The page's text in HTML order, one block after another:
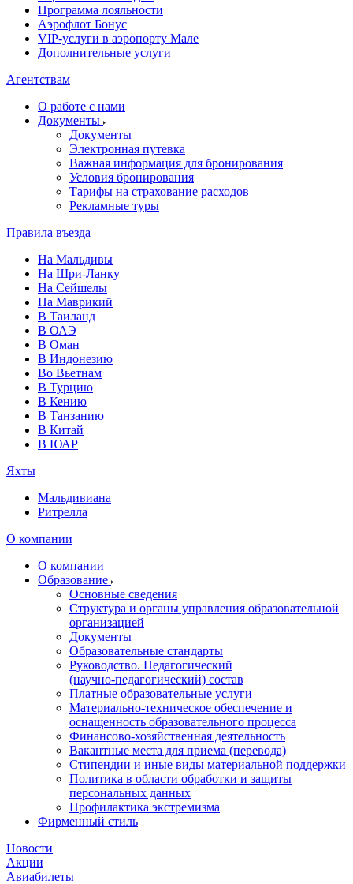
Программа лояльности
Аэрофлот Бонус
VIP-услуги в аэропорту Мале
Дополнительные услуги
Агентствам
О работе с нами
Документы
Документы
Электронная путевка
Важная информация для бронирования
Условия бронирования
Тарифы на страхование расходов
Рекламные туры
Правила въезда
На Мальдивы
На Шри-Ланку
На Сейшелы
На Маврикий
В Таиланд
В ОАЭ
В Оман
В Индонезию
Во Вьетнам
В Турцию
В Кению
В Танзанию
В Китай
В ЮАР
Яхты
Мальдивиана
Ритрелла
О компании
О компании
Образование
Основные сведения
Структура и органы управления образовательной
организацией
Документы
Образовательные стандарты
Руководство. Педагогический
(научно‑педагогический) состав
Платные образовательные услуги
Материально-техническое обеспечение и
оснащенность образовательного процесса
Финансово-хозяйственная деятельность
Вакантные места для приема (перевода)
Стипендии и иные виды материальной поддержки
Политика в области обработки и защиты
персональных данных
Профилактика экстремизма
Фирменный стиль
Новости
Акции
Авиабилеты